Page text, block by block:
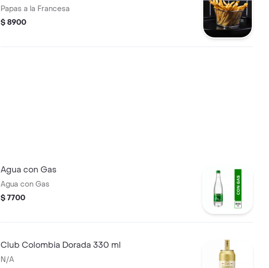
Papas a la Francesa
$ 8900
Agua con Gas
Agua con Gas
$ 7700
Club Colombia Dorada 330 ml
N/A